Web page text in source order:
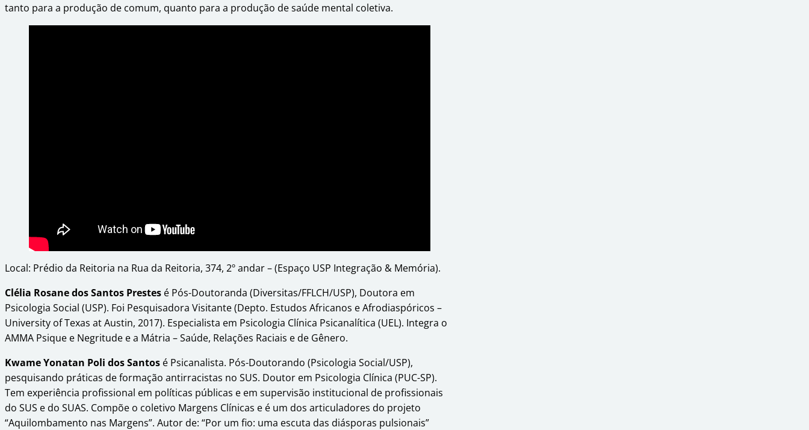
tanto para a produção de comum, quanto para a produção de saúde mental coletiva.
Local: Prédio da Reitoria na Rua da Reitoria, 374, 2º andar – (Espaço USP Integração & Memória).
Clélia Rosane dos Santos Prestes é Pós-Doutoranda (Diversitas/FFLCH/USP), Doutora em
Psicologia Social (USP). Foi Pesquisadora Visitante (Depto. Estudos Africanos e Afrodiaspóricos –
University of Texas at Austin, 2017). Especialista em Psicologia Clínica Psicanalítica (UEL). Integra o
AMMA Psique e Negritude e a Mátria – Saúde, Relações Raciais e de Gênero.
Kwame Yonatan Poli dos Santos é Psicanalista. Pós-Doutorando (Psicologia Social/USP),
pesquisando práticas de formação antirracistas no SUS. Doutor em Psicologia Clínica (PUC-SP).
Tem experiência profissional em políticas públicas e em supervisão institucional de profissionais
do SUS e do SUAS. Compõe o coletivo Margens Clínicas e é um dos articuladores do projeto
“Aquilombamento nas Margens”. Autor de: “Por um fio: uma escuta das diásporas pulsionais”